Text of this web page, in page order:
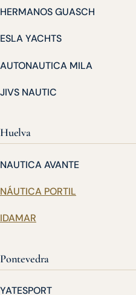
HERMANOS GUASCH
ESLA YACHTS
AUTONAUTICA MILA
JIVS NAUTIC
Huelva
NAUTICA AVANTE
NÁUTICA PORTIL
IDAMAR
Pontevedra
YATESPORT